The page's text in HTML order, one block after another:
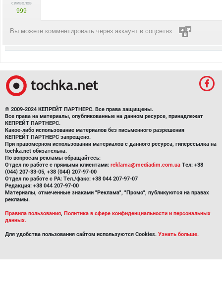
символов
999
Вы можете комментировать через аккаунт в соцсетях:
© 2009-2024 КЕПРЕЙТ ПАРТНЕРС. Все права защищены.
Все права на материалы, опубликованные на данном ресурсе, принадлежат
КЕПРЕЙТ ПАРТНЕРС.
Какое-либо использование материалов без письменного разрешения
КЕПРЕЙТ ПАРТНЕРС запрещено.
При правомерном использовании материалов с данного ресурса, гиперссылка на
tochka.net обязательна.
По вопросам рекламы обращайтесь:
Отдел по работе с прямыми клиентами: reklama@mediadim.com.ua Тел: +38
(044) 207-33-05, +38 (044) 207-97-00
Отдел по работе с РА: Тел./факс: +38 044 207-97-07
Редакция: +38 044 207-97-00
Материалы, отмеченные знаками "Реклама", "Промо", публикуются на правах
рекламы.
Правила пользования, Политика в сфере конфиденциальности и персональных
данных.
Для удобства пользования сайтом используются Cookies. Узнать больше.